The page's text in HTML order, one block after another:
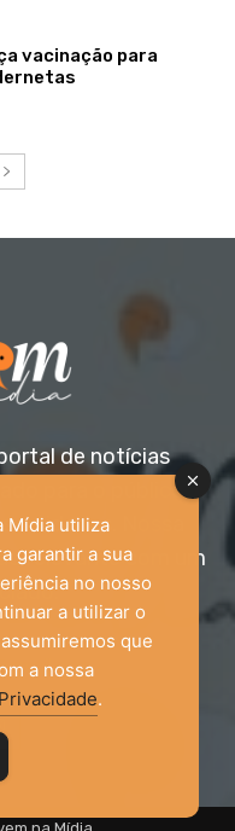
vacinação para
de notícias
para o público
idades. Nossa
relevante com um
Mídia utiliza
garantir a sua
no nosso
a utilizar o
que
a nossa
.